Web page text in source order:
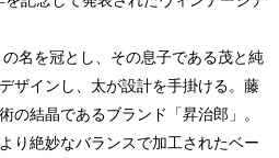
名を冠とし、その息子である茂と純
ザインし、太が設計を手掛ける。藤
の結晶であるブランド「昇治郎」。
り絶妙なバランスで加工されたベー